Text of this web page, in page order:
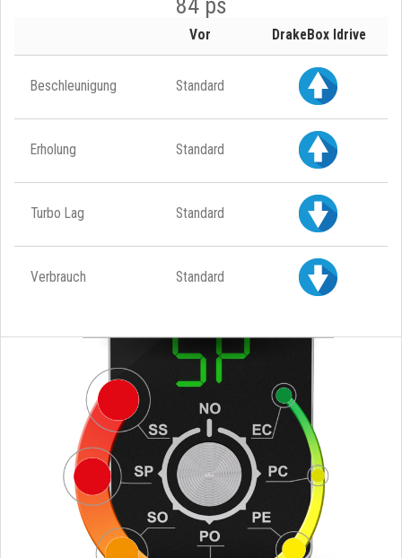
Vor DrakeBox Idrive
Beschleunigung Standard
Erholung Standard
Turbo Lag Standard
Verbrauch Standard